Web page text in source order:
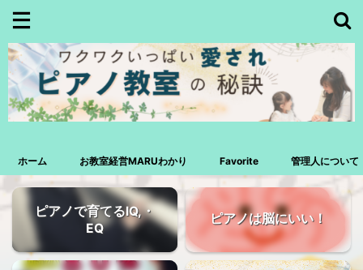
ホーム お教室経営MARUわかり Favorite 管理人について
ピアノで育てるIQ,・
EQ
ピアノは脳にいい！